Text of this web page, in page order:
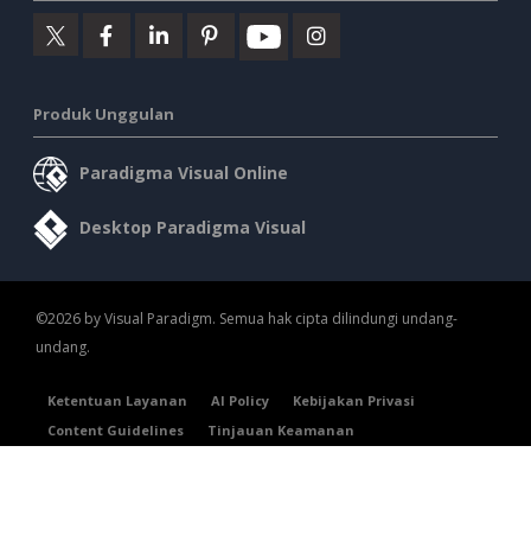
Produk Unggulan
Paradigma Visual Online
Desktop Paradigma Visual
©2026 by Visual Paradigm. Semua hak cipta dilindungi undang-
undang.
Ketentuan Layanan AI Policy
Kebijakan Privasi
Content Guidelines
Tinjauan Keamanan